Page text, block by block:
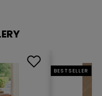
BESTSELLER